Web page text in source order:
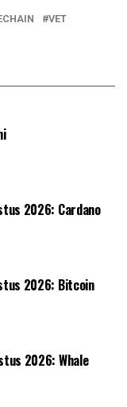
VET
2026: Cardano
2026: Bitcoin
2026: Whale